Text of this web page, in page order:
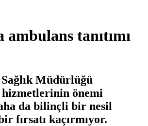
tanıtımı
Müdürlüğü
hizmetlerinin önemi
da bilinçli bir nesil
fırsatı kaçırmıyor.